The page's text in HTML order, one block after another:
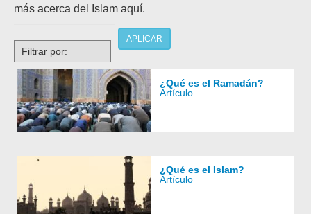
más acerca del Islam aquí.
Filtrar por:
APLICAR
¿Qué es el Ramadán?
Artículo
¿Qué es el Islam?
Artículo